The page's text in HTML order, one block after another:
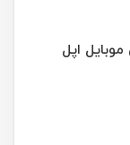
گوشی موبایل اپل